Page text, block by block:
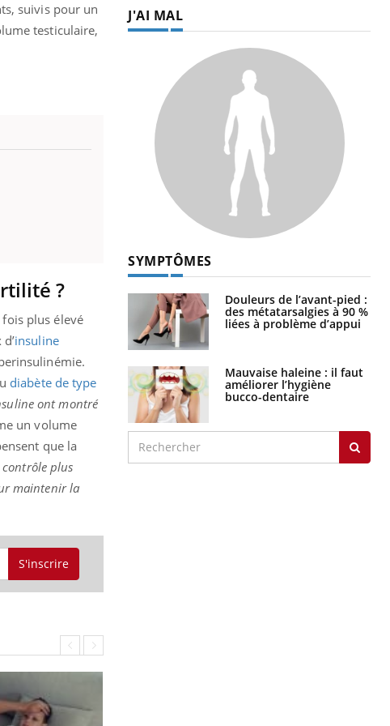
suivis pour un
testiculaire,
?
plus élevé
insuline
diabète de type
ont montré
un volume
que la
plus
maintenir la
S'inscrire
J'AI MAL
SYMPTÔMES
Douleurs de l’avant-pied :
des métatarsalgies à 90 %
liées à problème d’appui
Mauvaise haleine : il faut
améliorer l’hygiène
bucco-dentaire